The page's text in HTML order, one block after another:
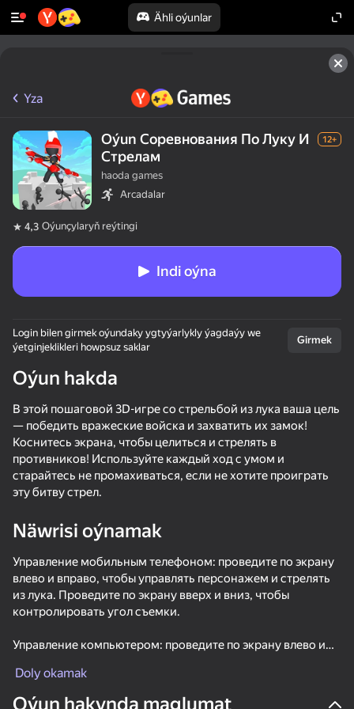
Ähli oýunlar
Yza
Oýun Соревнования По Луку И
Стрелам
12+
haoda games
Arcadalar
4,3 Oýunçylaryň reýtingi
Indi oýna
Login bilen girmek oýundaky ygtyýarlykly ýagdaýy we
ýetginjeklikleri howpsuz saklar
Girmek
Oýun hakda
В этой пошаговой 3D-игре со стрельбой из лука ваша цель
— победить вражеские войска и захватить их замок!
Коснитесь экрана, чтобы целиться и стрелять в
противников! Используйте каждый ход с умом и
старайтесь не промахиваться, если не хотите проиграть
эту битву стрел.
Näwrisi oýnamak
Управление мобильным телефоном: проведите по экрану
влево и вправо, чтобы управлять персонажем и стрелять
из лука. Проведите по экрану вверх и вниз, чтобы
контролировать угол съемки.
Управление компьютером: проведите по экрану влево и
Проведите по экрану вверх и вниз, чтобы контролировать
угол съемки.
Doly okamak
Oýun hakynda maglumat